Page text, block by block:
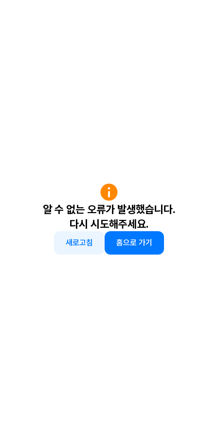
알 수 없는 오류가 발생했습니다.
다시 시도해주세요.
새로고침 홈으로 가기